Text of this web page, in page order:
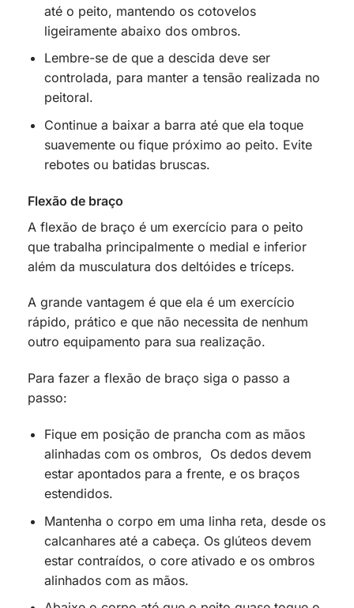
até o peito, mantendo os cotovelos
ligeiramente abaixo dos ombros.
Lembre-se de que a descida deve ser
controlada, para manter a tensão realizada no
peitoral.
Continue a baixar a barra até que ela toque
suavemente ou fique próximo ao peito. Evite
rebotes ou batidas bruscas.
Flexão de braço
A flexão de braço é um exercício para o peito
que trabalha principalmente o medial e inferior
além da musculatura dos deltóides e tríceps.
A grande vantagem é que ela é um exercício
rápido, prático e que não necessita de nenhum
outro equipamento para sua realização.
Para fazer a flexão de braço siga o passo a
passo:
Fique em posição de prancha com as mãos
alinhadas com os ombros, Os dedos devem
estar apontados para a frente, e os braços
estendidos.
Mantenha o corpo em uma linha reta, desde os
calcanhares até a cabeça. Os glúteos devem
estar contraídos, o core ativado e os ombros
alinhados com as mãos.